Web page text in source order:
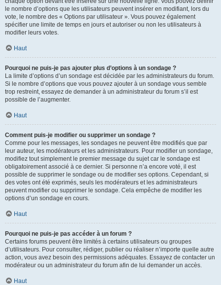
le nombre d’options que les utilisateurs peuvent insérer en modifiant, lors du
vote, le nombre des « Options par utilisateur ». Vous pouvez également
spécifier une limite de temps en jours et autoriser ou non les utilisateurs à
modifier leurs votes.
Haut
Pourquoi ne puis-je pas ajouter plus d’options à un sondage ?
La limite d’options d’un sondage est décidée par les administrateurs du forum.
Si le nombre d’options que vous pouvez ajouter à un sondage vous semble
trop restreint, essayez de demander à un administrateur du forum s’il est
possible de l’augmenter.
Haut
Comment puis-je modifier ou supprimer un sondage ?
Comme pour les messages, les sondages ne peuvent être modifiés que par
leur auteur, les modérateurs et les administrateurs. Pour modifier un sondage,
modifiez tout simplement le premier message du sujet car le sondage est
obligatoirement associé à ce dernier. Si personne n’a encore voté, il est
possible de supprimer le sondage ou de modifier ses options. Cependant, si
des votes ont été exprimés, seuls les modérateurs et les administrateurs
peuvent modifier ou supprimer le sondage. Cela empêche de modifier les
options d’un sondage en cours.
Haut
Pourquoi ne puis-je pas accéder à un forum ?
Certains forums peuvent être limités à certains utilisateurs ou groupes
d’utilisateurs. Pour consulter, rédiger, publier ou réaliser n’importe quelle autre
action, vous avez besoin des permissions adéquates. Essayez de contacter un
modérateur ou un administrateur du forum afin de lui demander un accès.
Haut